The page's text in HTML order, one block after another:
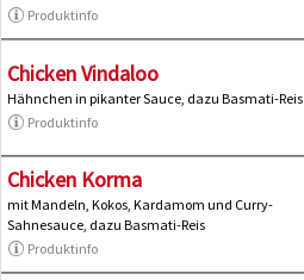
Produktinfo
Chicken Vindaloo
Hähnchen in pikanter Sauce, dazu Basmati-Reis
Produktinfo
Chicken Korma
mit Mandeln, Kokos, Kardamom und Curry-
Sahnesauce, dazu Basmati-Reis
Produktinfo